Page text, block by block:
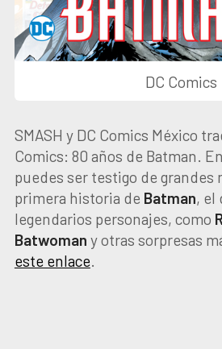
DC Comics
SMASH y DC Comics México
Comics: 80 años de Batman.
puedes ser testigo de grandes
primera historia de Batman, el
legendarios personajes, como
Batwoman y otras sorpresas
este enlace.